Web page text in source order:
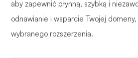
aby zapewnić płynną, szybką i
odnawianie i wsparcie Twojej
wybranego rozszerzenia.